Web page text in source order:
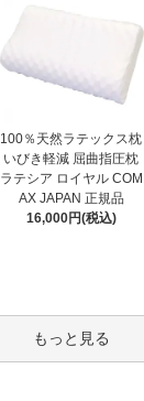
100％天然ラテックス枕
いびき軽減 屈曲指圧枕
ラテシア ロイヤル COM
AX JAPAN 正規品
16,000円(税込)
もっと見る